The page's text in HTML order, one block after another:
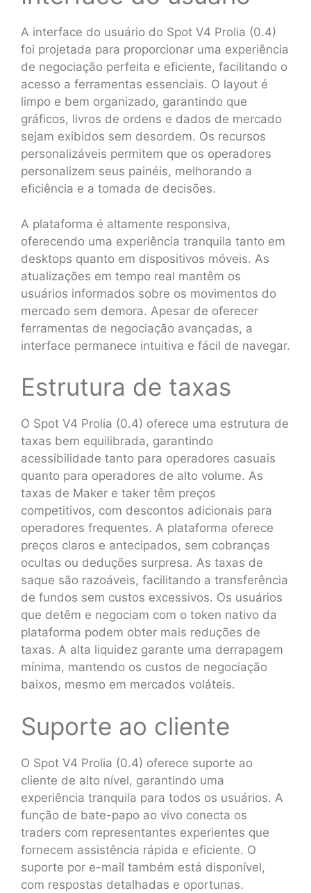
A interface do usuário do Spot V4 Prolia (0.4)
foi projetada para proporcionar uma experiência
de negociação perfeita e eficiente, facilitando o
acesso a ferramentas essenciais. O layout é
limpo e bem organizado, garantindo que
gráficos, livros de ordens e dados de mercado
sejam exibidos sem desordem. Os recursos
personalizáveis permitem que os operadores
personalizem seus painéis, melhorando a
eficiência e a tomada de decisões.
A plataforma é altamente responsiva,
oferecendo uma experiência tranquila tanto em
desktops quanto em dispositivos móveis. As
atualizações em tempo real mantêm os
usuários informados sobre os movimentos do
mercado sem demora. Apesar de oferecer
ferramentas de negociação avançadas, a
interface permanece intuitiva e fácil de navegar.
Estrutura de taxas
O Spot V4 Prolia (0.4) oferece uma estrutura de
taxas bem equilibrada, garantindo
acessibilidade tanto para operadores casuais
quanto para operadores de alto volume. As
taxas de Maker e taker têm preços
competitivos, com descontos adicionais para
operadores frequentes. A plataforma oferece
preços claros e antecipados, sem cobranças
ocultas ou deduções surpresa. As taxas de
saque são razoáveis, facilitando a transferência
de fundos sem custos excessivos. Os usuários
que detêm e negociam com o token nativo da
plataforma podem obter mais reduções de
taxas. A alta liquidez garante uma derrapagem
mínima, mantendo os custos de negociação
baixos, mesmo em mercados voláteis.
Suporte ao cliente
O Spot V4 Prolia (0.4) oferece suporte ao
cliente de alto nível, garantindo uma
experiência tranquila para todos os usuários. A
função de bate-papo ao vivo conecta os
traders com representantes experientes que
fornecem assistência rápida e eficiente. O
suporte por e-mail também está disponível,
com respostas detalhadas e oportunas.